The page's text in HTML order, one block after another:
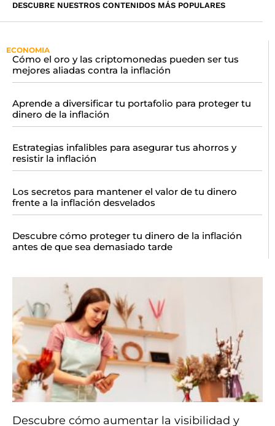
DESCUBRE NUESTROS CONTENIDOS MÁS POPULARES
ECONOMIA
Cómo el oro y las criptomonedas pueden ser tus
mejores aliadas contra la inflación
Aprende a diversificar tu portafolio para proteger tu
dinero de la inflación
Estrategias infalibles para asegurar tus ahorros y
resistir la inflación
Los secretos para mantener el valor de tu dinero
frente a la inflación desvelados
Descubre cómo proteger tu dinero de la inflación
antes de que sea demasiado tarde
Descubre cómo aumentar la visibilidad y